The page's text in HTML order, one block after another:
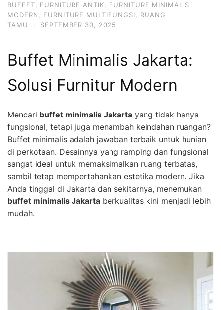
BUFFET FURNITURE ANTIK
FURNITURE MINIMALIS
MODERN
FURNITURE MULTIFUNGSI
RUANG
TAMU
· SEPTEMBER 30, 2025
Buffet Minimalis Jakarta:
Solusi Furnitur Modern
Mencari buffet minimalis Jakarta yang tidak hanya
fungsional, tetapi juga menambah keindahan ruangan?
Buffet minimalis adalah jawaban terbaik untuk hunian
di perkotaan. Desainnya yang ramping dan fungsional
sangat ideal untuk memaksimalkan ruang terbatas,
sambil tetap mempertahankan estetika modern. Jika
Anda tinggal di Jakarta dan sekitarnya, menemukan
buffet minimalis Jakarta berkualitas kini menjadi lebih
mudah.